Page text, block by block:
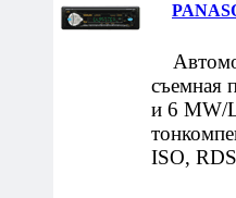
съемная
и 6 MW/
ISO,